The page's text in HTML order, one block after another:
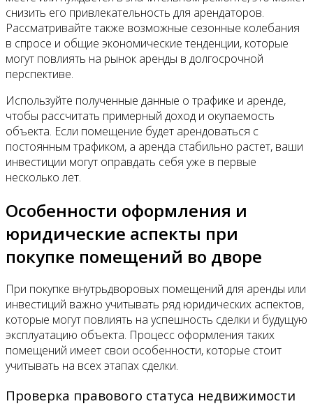
снизить его привлекательность для арендаторов.
Рассматривайте также возможные сезонные колебания
в спросе и общие экономические тенденции, которые
могут повлиять на рынок аренды в долгосрочной
перспективе.
Используйте полученные данные о трафике и аренде,
чтобы рассчитать примерный доход и окупаемость
объекта. Если помещение будет арендоваться с
постоянным трафиком, а аренда стабильно растет, ваши
инвестиции могут оправдать себя уже в первые
несколько лет.
Особенности оформления и
юридические аспекты при
покупке помещений во дворе
При покупке внутрьдворовых помещений для аренды или
инвестиций важно учитывать ряд юридических аспектов,
которые могут повлиять на успешность сделки и будущую
эксплуатацию объекта. Процесс оформления таких
помещений имеет свои особенности, которые стоит
учитывать на всех этапах сделки.
Проверка правового статуса недвижимости